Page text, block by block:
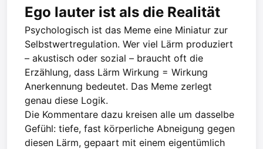
Ego lauter ist als die Realität
Psychologisch ist das Meme eine Miniatur zur
Selbstwertregulation. Wer viel Lärm produziert
– akustisch oder sozial – braucht oft die
Erzählung, dass Lärm Wirkung = Wirkung
Anerkennung bedeutet. Das Meme zerlegt
genau diese Logik.
Die Kommentare dazu kreisen alle um dasselbe
Gefühl: tiefe, fast körperliche Abneigung gegen
diesen Lärm, gepaart mit einem eigentümlich